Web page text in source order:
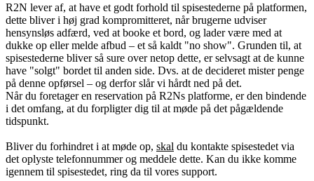
R2N lever af, at have et godt forhold til spisestederne på platformen,
dette bliver i høj grad kompromitteret, når brugerne udviser
hensynsløs adfærd, ved at booke et bord, og lader være med at
dukke op eller melde afbud – et så kaldt "no show". Grunden til, at
spisestederne bliver så sure over netop dette, er selvsagt at de kunne
have "solgt" bordet til anden side. Dvs. at de decideret mister penge
på denne opførsel – og derfor slår vi hårdt ned på det.
Når du foretager en reservation på R2Ns platforme, er den bindende
i det omfang, at du forpligter dig til at møde på det pågældende
tidspunkt.
Bliver du forhindret i at møde op, skal du kontakte spisestedet via
det oplyste telefonnummer og meddele dette. Kan du ikke komme
igennem til spisestedet, ring da til vores support.